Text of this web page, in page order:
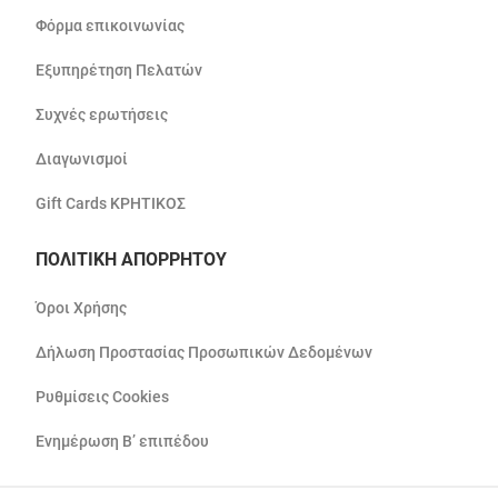
Φόρμα επικοινωνίας
Εξυπηρέτηση Πελατών
Συχνές ερωτήσεις
Διαγωνισμοί
Gift Cards ΚΡΗΤΙΚΟΣ
ΠΟΛΙΤΙΚΗ ΑΠΟΡΡΗΤΟΥ
Όροι Χρήσης
Δήλωση Προστασίας Προσωπικών Δεδομένων
Ρυθμίσεις Cookies
Ενημέρωση Β’ επιπέδου